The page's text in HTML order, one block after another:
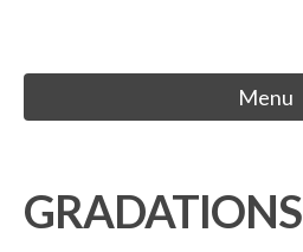
Menu
GRADATIONS